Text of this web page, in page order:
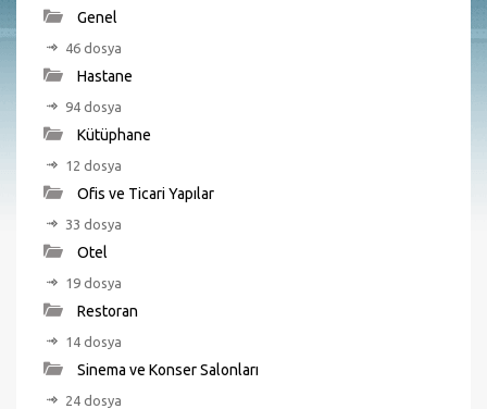
Genel
46 dosya
Hastane
94 dosya
Kütüphane
12 dosya
Ofis ve Ticari Yapılar
33 dosya
Otel
19 dosya
Restoran
14 dosya
Sinema ve Konser Salonları
24 dosya